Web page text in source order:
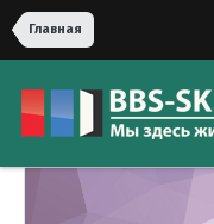
Главная